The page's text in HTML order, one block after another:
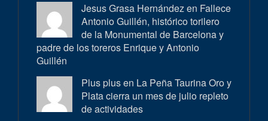
Jesus Grasa Hernández en Fallece
Antonio Guillén, histórico torilero
de la Monumental de Barcelona y
padre de los toreros Enrique y Antonio
Guillén
Plus plus en La Peña Taurina Oro y
Plata cierra un mes de julio repleto
de actividades